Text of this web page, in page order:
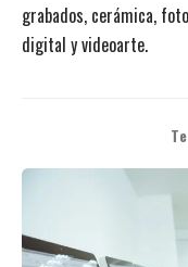
grabados, cerámica,
digital y videoarte.